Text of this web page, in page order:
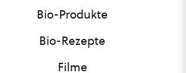
Bio-Produkte
Bio-Rezepte
Filme